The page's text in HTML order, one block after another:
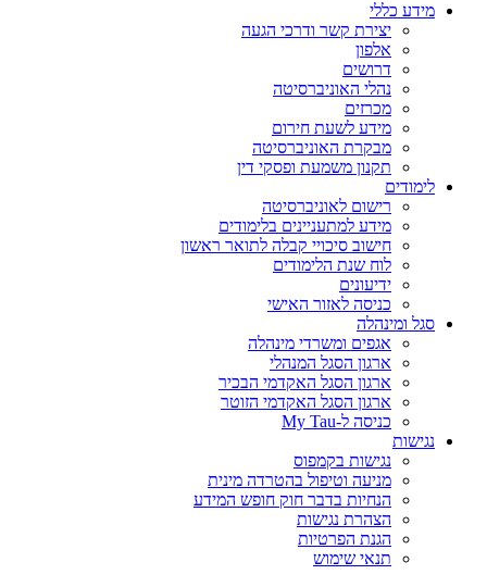
מידע כללי
יצירת קשר ודרכי הגעה
אלפון
דרושים
נהלי האוניברסיטה
מכרזים
מידע לשעת חירום
מבקרת האוניברסיטה
תקנון משמעת ופסקי דין
לימודים
רישום לאוניברסיטה
מידע למתעניינים בלימודים
חישוב סיכויי קבלה לתואר ראשון
לוח שנת הלימודים
ידיעונים
כניסה לאזור האישי
סגל ומינהלה
אגפים ומשרדי מינהלה
ארגון הסגל המנהלי
ארגון הסגל האקדמי הבכיר
ארגון הסגל האקדמי הזוטר
כניסה ל-My Tau
נגישות
נגישות בקמפוס
מניעה וטיפול בהטרדה מינית
הנחיות בדבר חוק חופש המידע
הצהרת נגישות
הגנת הפרטיות
תנאי שימוש